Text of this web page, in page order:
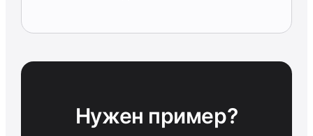
Нужен пример?